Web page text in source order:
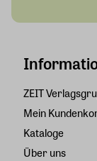
ZEIT
Mein
Kataloge
Über uns